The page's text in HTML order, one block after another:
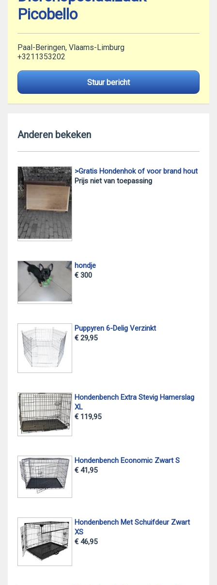
Picobello
Paal-Beringen, Vlaams-Limburg
+3211353202
Stuur bericht
Anderen bekeken
>Gratis Hondenhok of voor brand hout
Prijs niet van toepassing
hondje
€ 300
Puppyren 6-Delig Verzinkt
€ 29,95
Hondenbench Extra Stevig Hamerslag
XL
€ 119,95
Hondenbench Economic Zwart S
€ 41,95
Hondenbench Met Schuifdeur Zwart
XS
€ 46,95